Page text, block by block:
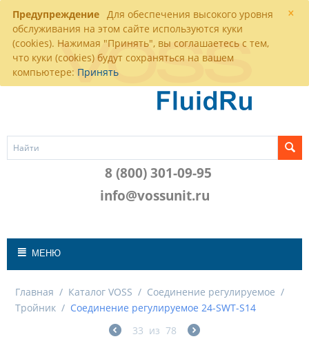
×
Предупреждение Для обеспечения высокого уровня
обслуживания на этом сайте используются куки
(cookies). Нажимая "Принять", вы соглашаетесь с тем,
что куки (cookies) будут сохраняться на вашем
компьютере: Принять
8 (800) 301-09-95
info@vossunit.ru
МЕНЮ
Главная / Каталог VOSS / Соединение регулируемое /
Тройник / Соединение регулируемое 24-SWT-S14
33 из 78